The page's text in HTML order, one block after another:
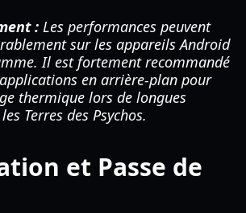
: Les performances peuvent
sur les appareils Android
Il est fortement recommandé
en arrière-plan pour
thermique lors de longues
Terres des Psychos.
et Passe de